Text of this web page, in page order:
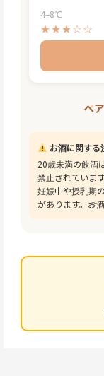
4–8℃
★★★☆☆
ペ
お酒に関する
20歳未満の飲酒
禁止されています
妊娠中や授乳期
があります。お